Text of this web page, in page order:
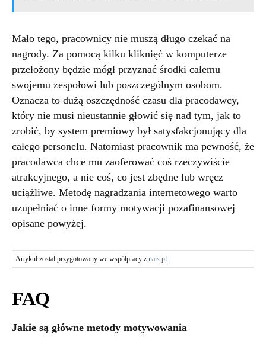
Mało tego, pracownicy nie muszą długo czekać na
nagrody. Za pomocą kilku kliknięć w komputerze
przełożony będzie mógł przyznać środki całemu
swojemu zespołowi lub poszczególnym osobom.
Oznacza to dużą oszczędność czasu dla pracodawcy,
który nie musi nieustannie głowić się nad tym, jak to
zrobić, by system premiowy był satysfakcjonujący dla
całego personelu. Natomiast pracownik ma pewność, że
pracodawca chce mu zaoferować coś rzeczywiście
atrakcyjnego, a nie coś, co jest zbędne lub wręcz
uciążliwe. Metodę nagradzania internetowego warto
uzupełniać o inne formy motywacji pozafinansowej
opisane powyżej.
Artykuł został przygotowany we współpracy z nais.pl
FAQ
Jakie są główne metody motywowania